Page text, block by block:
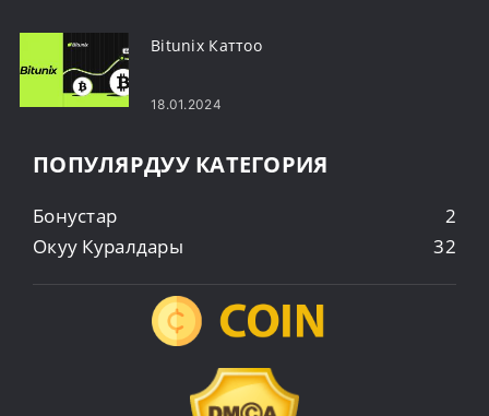
Bitunix Каттоо
18.01.2024
ПОПУЛЯРДУУ КАТЕГОРИЯ
Бонустар
2
Окуу Куралдары
32